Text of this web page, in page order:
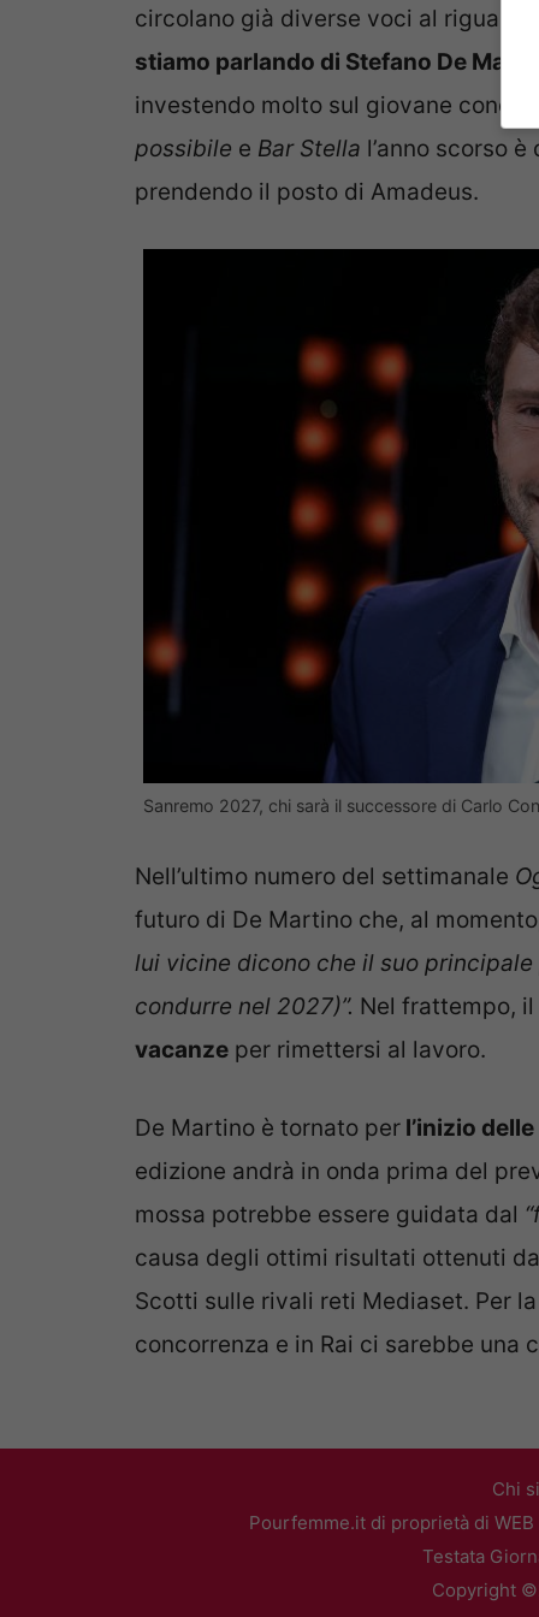
circolano già diverse voci al
stiamo parlando di Stefano De
investendo molto sul giovane
possibile e Bar Stella l’anno scorso
prendendo il posto di Amadeus.
Sanremo 2027, chi sarà il successore di Carlo
Nell’ultimo numero del settimanale
futuro di De Martino che, al
lui vicine dicono che il suo
condurre nel 2027)”. Nel frattempo,
vacanze per rimettersi al lavoro.
De Martino è tornato per l’inizio
edizione andrà in onda prima del
mossa potrebbe essere guidata dal
causa degli ottimi risultati ottenuti da
Scotti sulle rivali reti Mediaset. Per
concorrenza e in Rai ci sarebbe una
Chi
Pourfemme.it di proprietà di WEB
Testata
Copyright